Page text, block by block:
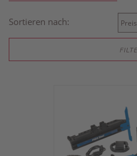
Sortieren nach: